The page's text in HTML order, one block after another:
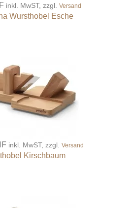
inkl. MwST, zzgl.Versand
Wursthobel Esche
inkl. MwST, zzgl. Versand
Kirschbaum